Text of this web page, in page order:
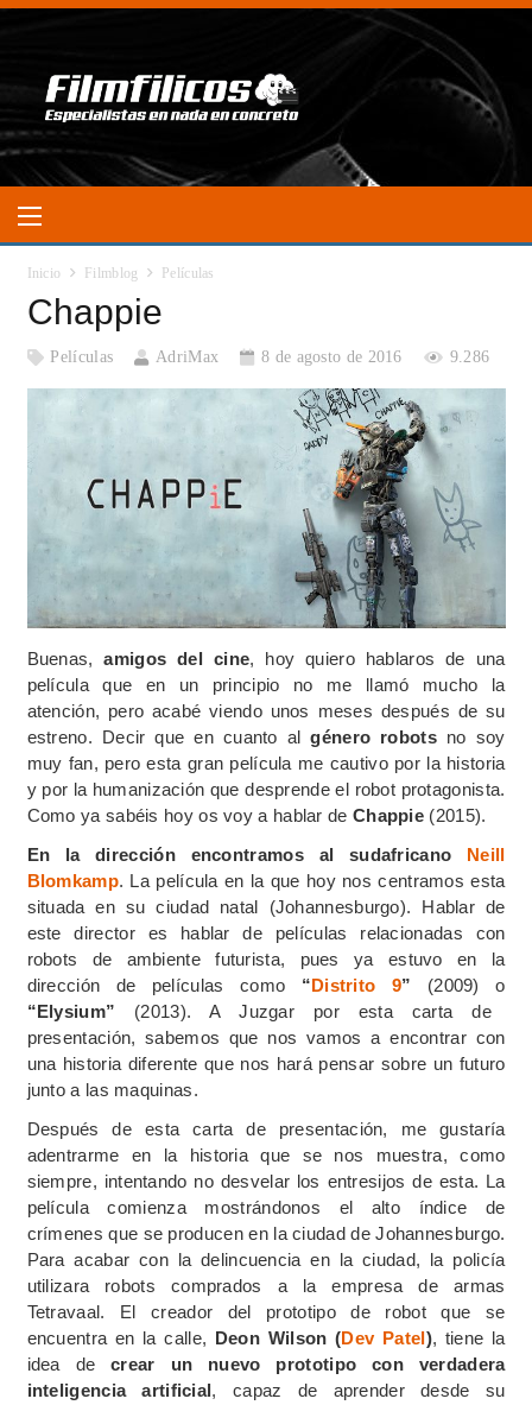
Inicio Filmblog Películas
Chappie
Películas AdriMax 8 de agosto de 2016 9.286
Buenas, amigos del cine, hoy quiero hablaros de una
película que en un principio no me llamó mucho la
atención, pero acabé viendo unos meses después de su
estreno. Decir que en cuanto algénero robotsno soy
muy fan, pero esta gran película me cautivo por la historia
y por la humanización que desprende el robot protagonista.
Como ya sabéis hoy os voy a hablar de Chappie (2015).
En la dirección encontramos al sudafricano Neill
Blomkamp. La película en la que hoy nos centramos esta
situada en su ciudad natal (Johannesburgo). Hablar de
este director es hablar de películas relacionadas con
robots de ambiente futurista, pues ya estuvo en la
dirección de películas como “Distrito 9” (2009) o
“Elysium” (2013). A Juzgar por esta carta de
presentación, sabemos que nos vamos a encontrar con
una historia diferente que nos hará pensar sobre un futuro
junto a las maquinas.
Después de esta carta de presentación, me gustaría
adentrarme en la historia que se nos muestra, como
siempre, intentando no desvelar los entresijos de esta. La
película comienza mostrándonos el alto índice de
crímenes que se producen en la ciudad de Johannesburgo.
Para acabar con la delincuencia en la ciudad, la policía
utilizara robots comprados a la empresa de armas
Tetravaal. El creador del prototipo de robot que se
encuentra en la calle, Deon Wilson (Dev Patel), tiene la
idea decrear un nuevo prototipo con verdadera
inteligencia artificial, capaz de aprender desde su